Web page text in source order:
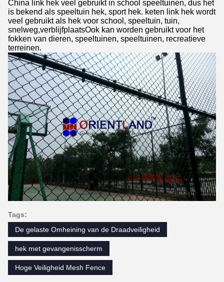
China link hek veel gebruikt in school speeltuinen, dus het
is bekend als speeltuin hek, sport hek. keten link hek wordt
veel gebruikt als hek voor school, speeltuin, tuin,
snelweg,verblijfplaatsOok kan worden gebruikt voor het
fokken van dieren, speeltuinen, speeltuinen, recreatieve
terreinen.
Tags:
De gelaste Omheining van de Draadveiligheid
hek met gevangenisscherm
Hoge Veiligheid Mesh Fence